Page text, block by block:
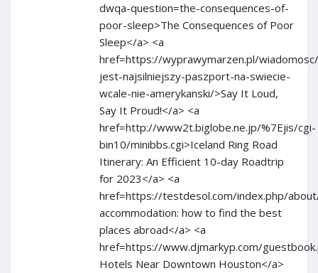
dwqa-question=the-consequences-of-
poor-sleep>The Consequences of Poor
Sleep</a> <a
href=https://wyprawymarzen.pl/
jest-najsilniejszy-paszport-na-swiecie-
wcale-nie-amerykanski/>Say It Loud,
Say It Proud!</a> <a
href=http://www2t.biglobe.ne.jp/%7Ejis/cgi-
bin10/minibbs.cgi>Iceland Ring Road
Itinerary: An Efficient 10-day Roadtrip
for 2023</a> <a
href=https://testdesol.com/index.php/
accommodation: how to find the best
places abroad</a> <a
href=https://www.djmarkyp.com/
Hotels Near Downtown Houston</a>